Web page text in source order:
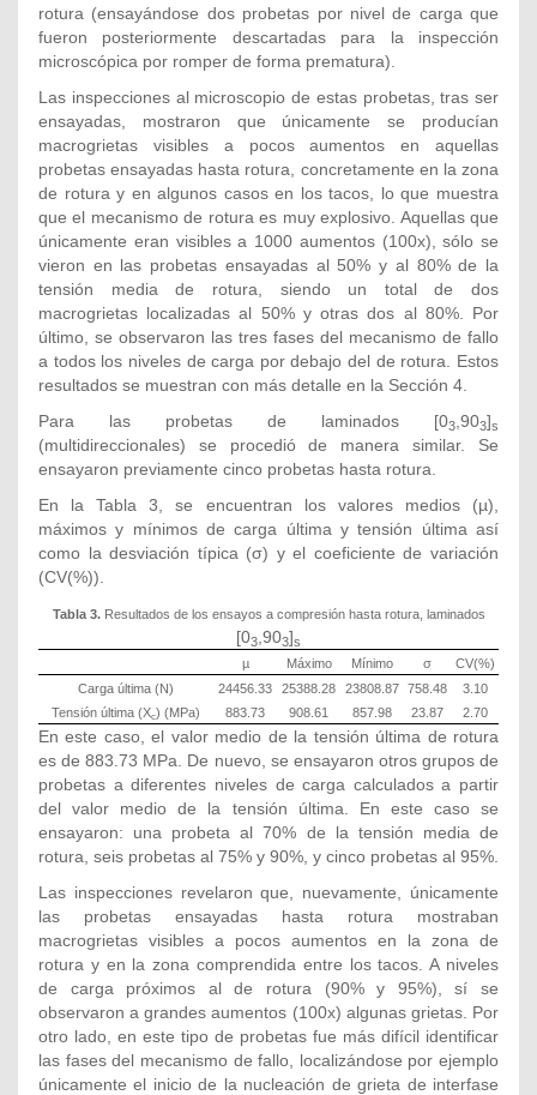
rotura (ensayándose dos probetas por nivel de carga que
fueron posteriormente descartadas para la inspección
microscópica por romper de forma prematura).
Las inspecciones al microscopio de estas probetas, tras ser
ensayadas, mostraron que únicamente se producían
macrogrietas visibles a pocos aumentos en aquellas
probetas ensayadas hasta rotura, concretamente en la zona
de rotura y en algunos casos en los tacos, lo que muestra
que el mecanismo de rotura es muy explosivo. Aquellas que
únicamente eran visibles a 1000 aumentos (100x), sólo se
vieron en las probetas ensayadas al 50% y al 80% de la
tensión media de rotura, siendo un total de dos
macrogrietas localizadas al 50% y otras dos al 80%. Por
último, se observaron las tres fases del mecanismo de fallo
a todos los niveles de carga por debajo del de rotura. Estos
resultados se muestran con más detalle en la Sección 4.
Para las probetas de laminados [03 ,903]s
(multidireccionales) se procedió de manera similar. Se
ensayaron previamente cinco probetas hasta rotura.
En la Tabla 3, se encuentran los valores medios (µ),
máximos y mínimos de carga última y tensión última así
como la desviación típica (σ) y el coeficiente de variación
(CV(%)).
Tabla 3.Resultados de los ensayos a compresión hasta rotura, laminados
[03 ,903]s
µ
Máximo Mínimo σ
CV(%)
Carga última (N)
24456.33 25388.28 23808.87 758.48
3.10
Tensión última (Xc) (MPa) 883.73 908.61 857.98 23.87 2.70
En este caso, el valor medio de la tensión última de rotura
es de 883.73 MPa. De nuevo, se ensayaron otros grupos de
probetas a diferentes niveles de carga calculados a partir
del valor medio de la tensión última. En este caso se
ensayaron: una probeta al 70% de la tensión media de
rotura, seis probetas al 75% y 90%, y cinco probetas al 95%.
Las inspecciones revelaron que, nuevamente, únicamente
las probetas ensayadas hasta rotura mostraban
macrogrietas visibles a pocos aumentos en la zona de
rotura y en la zona comprendida entre los tacos. A niveles
de carga próximos al de rotura (90% y 95%), sí se
observaron a grandes aumentos (100x) algunas grietas. Por
otro lado, en este tipo de probetas fue más difícil identificar
las fases del mecanismo de fallo, localizándose por ejemplo
únicamente el inicio de la nucleación de grieta de interfase